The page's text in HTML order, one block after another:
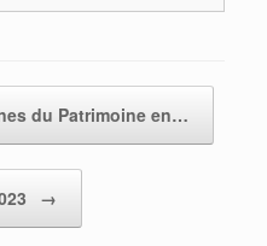
du Patrimoine en…
→